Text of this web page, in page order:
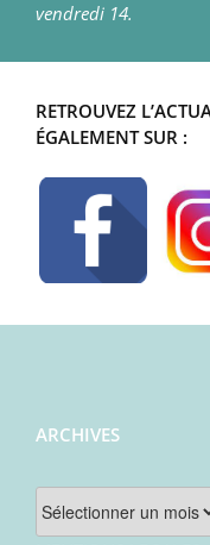
vendredi 14.
RETROUVEZ
ÉGALEMENT SUR :
ARCHIVES
Archives